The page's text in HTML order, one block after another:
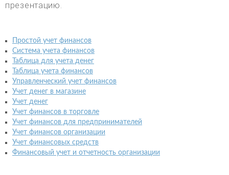
презентацию.
Простой учет финансов
Система учета финансов
Таблица для учета денег
Таблица учета финансов
Управленческий учет финансов
Учет денег в магазине
Учет денег
Учет финансов в торговле
Учет финансов для предпринимателей
Учет финансов организации
Учет финансовых средств
Финансовый учет и отчетность организации